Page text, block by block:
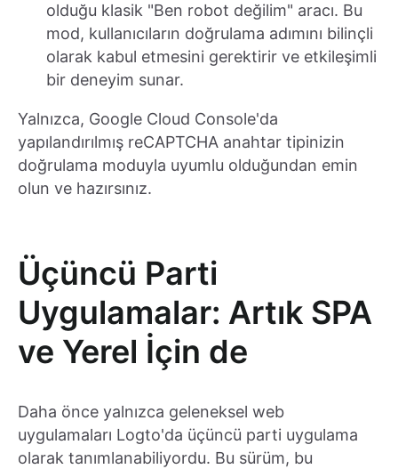
olduğu klasik "Ben robot değilim" aracı. Bu
mod, kullanıcıların doğrulama adımını bilinçli
olarak kabul etmesini gerektirir ve etkileşimli
bir deneyim sunar.
Yalnızca, Google Cloud Console'da
yapılandırılmış reCAPTCHA anahtar tipinizin
doğrulama moduyla uyumlu olduğundan emin
olun ve hazırsınız.
Üçüncü Parti
Uygulamalar: Artık SPA
ve Yerel İçin de
Daha önce yalnızca geleneksel web
uygulamaları Logto'da üçüncü parti uygulama
olarak tanımlanabiliyordu. Bu sürüm, bu